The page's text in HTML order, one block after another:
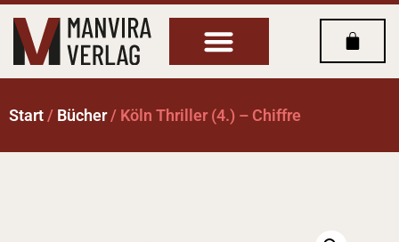
Start / Bücher/ Köln Thriller (4.) – Chiffre